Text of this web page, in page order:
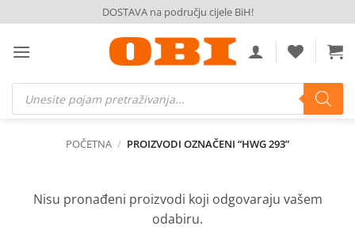
to
content
DOSTAVA na području cijele BiH!
Products
search
POČETNA / PROIZVODI OZNAČENI “HWG 293”
Nisu pronađeni proizvodi koji odgovaraju vašem
odabiru.